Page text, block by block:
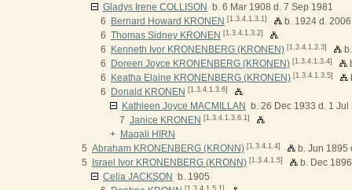
Gladys Irene COLLISON
b. 6 Mar 1908 d. 7 Sep 1981
6
Bernard Howard KRONEN [1.3.4.1.3.1]
b. 1924 d. 2006
6 Thomas Sidney KRONEN [1.3.4.1.3.2]
6 Kenneth Ivor KRONENBERG (KRONEN) [1.3.4.1.3.3]
6
Doreen Joyce KRONENBERG (KRONEN) [1.3.4.1.3.4]
6
Keatha Elaine KRONENBERG (KRONEN) [1.3.4.1.3.5]
6
Donald KRONEN [1.3.4.1.3.6]
Kathleen Joyce MACMILLAN
b. 26 Dec 1933 d. 1 Jul
7 Janice KRONEN [1.3.4.1.3.6.1]
+ Magali HIRN
5 Abraham KRONENBERG (KRONN) [1.3.4.1.4]
b. Jun 1895
5
Israel Ivor KRONENBERG (KRONN) [1.3.4.1.5]
b. Dec
Celia JACKSON
b. 1905
[1.3.4.1.5.1]